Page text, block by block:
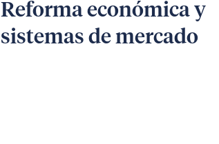
Reforma económica y
sistemas de mercado